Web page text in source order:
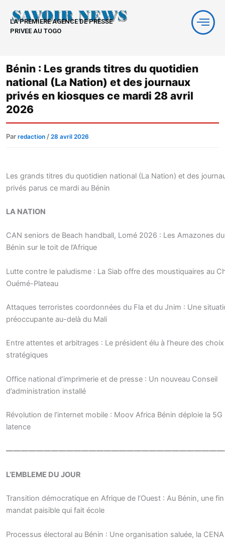
contenu
LA PREMIERE AGENCE DE PRESSE
PRIVEE AU TOGO
Bénin : Les grands titres du quotidien
national (La Nation) et des journaux
privés en kiosques ce mardi 28 avril
2026
Par redaction / 28 avril 2026
Les grands titres du quotidien national (La Nation) et des
privés parus ce mardi au Bénin
LA NATION
CAN seniors de Beach handball, Lomé 2026 : Les Amazones du
Bénin sur le toit de l’Afrique
Lutte contre le paludisme : La Siab offre des moustiquaires au
Ouémé-Plateau
Attaques terroristes coordonnées du Fla et du Jnim : Une
préoccupante au-delà du Mali
Entre attentes et arbitrages : Le président élu à l’heure des choix
stratégiques
Office national d’imprimerie et de presse : Un nouveau Conseil
d’administration installé
Révolution de l’internet mobile : Moov Africa Bénin déploie la 5G
latence
L’EMBLEME DU JOUR
Transition démocratique en Afrique de l’Ouest : Au Bénin, une
mandat paisible qui fait école
Processus électoral au Bénin : Une organisation saluée, la CENA